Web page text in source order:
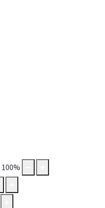
100%